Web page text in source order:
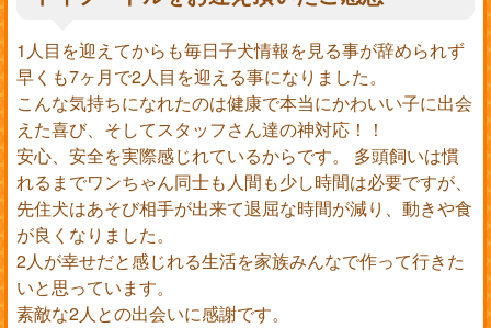
1人目を迎えてからも毎日子犬情報を見る事が辞められず
早くも7ヶ月で2人目を迎える事になりました。
こんな気持ちになれたのは健康で本当にかわいい子に出会
えた喜び、そしてスタッフさん達の神対応！！
安心、安全を実際感じれているからです。 多頭飼いは慣
れるまでワンちゃん同士も人間も少し時間は必要ですが、
先住犬はあそび相手が出来て退屈な時間が減り、動きや食
が良くなりました。
2人が幸せだと感じれる生活を家族みんなで作って行きた
いと思っています。
素敵な2人との出会いに感謝です。